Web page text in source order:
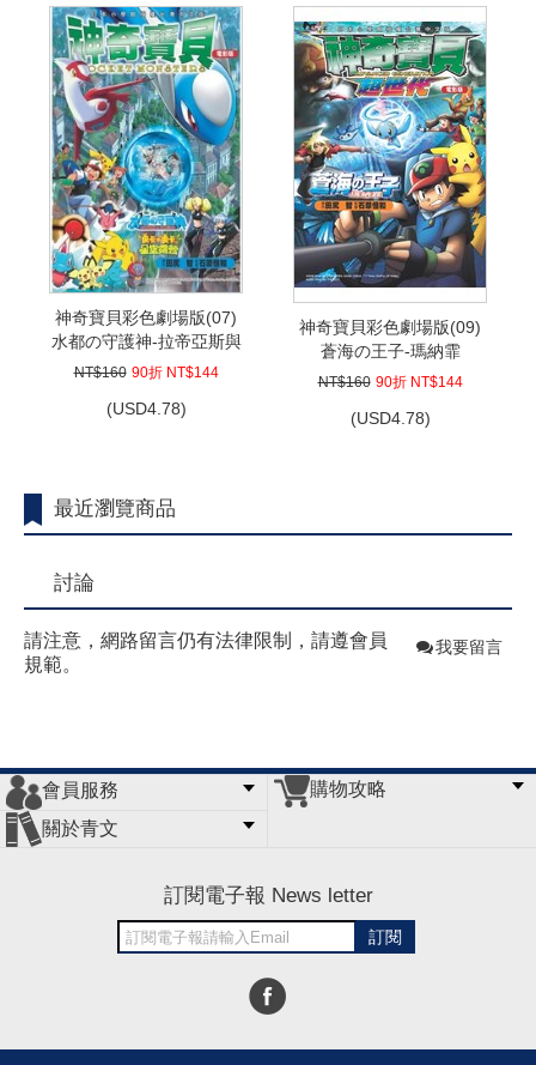
神奇寶貝彩色劇場版(07)
水都の守護神-拉帝亞斯與
拉帝歐斯
NT$160 90折 NT$144
(USD4.78)
神奇寶貝彩色劇場版(09)
蒼海の王子-瑪納霏
NT$160 90折 NT$144
(USD4.78)
最近瀏覽商品
討論
請注意，網路留言仍有法律限制，請遵會員
規範。
我要留言
會員服務
會員辦法
客服信箱
隱私條款
網站導覽
購物攻略
關於青文
訂閱電子報 News letter
訂閱